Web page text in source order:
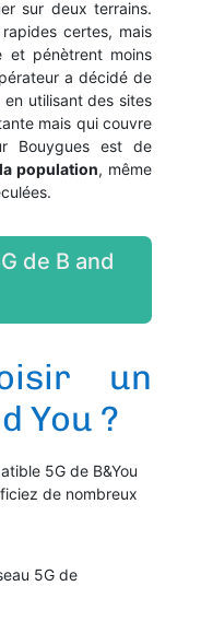
sur deux terrains.
certes, mais
et pénètrent moins
a décidé de
en utilisant des sites
mais qui couvre
Bouygues est de
population, même
de B and
un
You ?
5G de B&You
de nombreux
5G de